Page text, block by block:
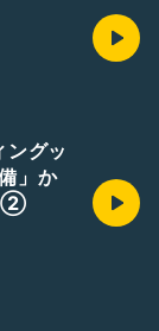
す( .ˬ.)"
すので 不定期
グッ
」か
②